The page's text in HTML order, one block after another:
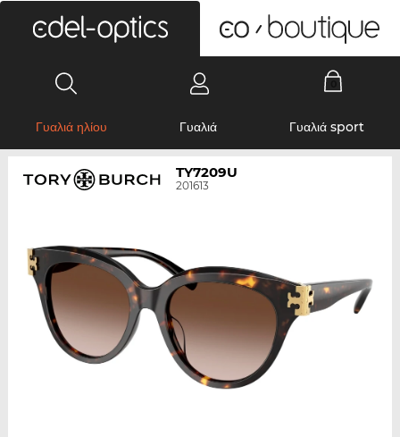
Γυαλιά ηλίου Γυαλιά Γυαλιά sport
TY7209U
201613